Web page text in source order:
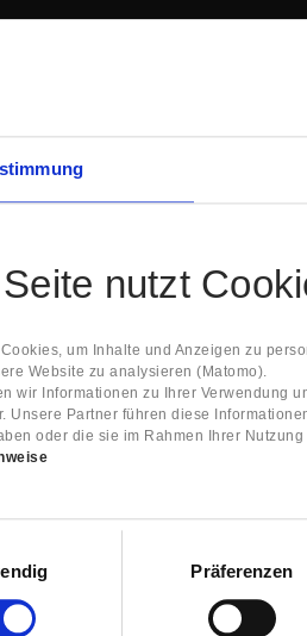
nutzt
um Inhalte und Anzeigen zu
Website zu analysieren (Matomo).
wir Informationen zu Ihrer Verwendung
Unsere Partner führen diese
oder die sie im Rahmen Ihrer
Präferenzen